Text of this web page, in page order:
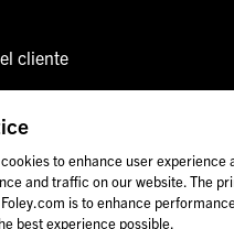
cliente
to enhance user experience
and traffic on our website. The
is to enhance
best experience possible.